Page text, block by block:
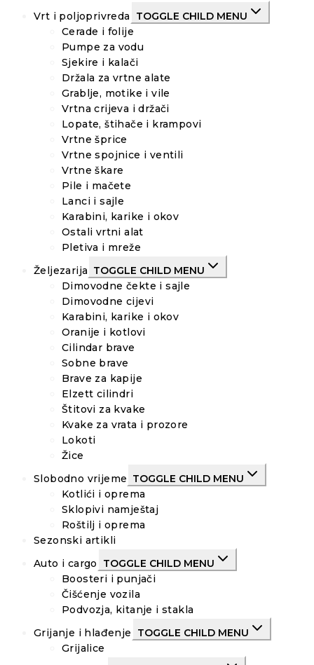
Vrt i poljoprivreda
TOGGLE CHILD MENU
Cerade i folije
Pumpe za vodu
Sjekire i kalači
Držala za vrtne alate
Grablje, motike i vile
Vrtna crijeva i držači
Lopate, štihače i krampovi
Vrtne šprice
Vrtne spojnice i ventili
Vrtne škare
Pile i mačete
Lanci i sajle
Karabini, karike i okov
Ostali vrtni alat
Pletiva i mreže
Željezarija TOGGLE CHILD MENU
Dimovodne čekte i sajle
Dimovodne cijevi
Karabini, karike i okov
Oranije i kotlovi
Cilindar brave
Sobne brave
Brave za kapije
Elzett cilindri
Štitovi za kvake
Kvake za vrata i prozore
Lokoti
Žice
Slobodno vrijeme TOGGLE CHILD MENU
Kotlići i oprema
Sklopivi namještaj
Roštilj i oprema
Sezonski artikli
Auto i cargo
TOGGLE CHILD MENU
Boosteri i punjači
Čišćenje vozila
Podvozja, kitanje i stakla
Grijanje i hlađenje
TOGGLE CHILD MENU
Grijalice